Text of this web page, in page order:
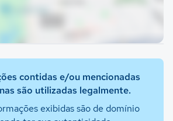
contidas e/ou mencionadas
são utilizadas legalmente.
exibidas são de domínio